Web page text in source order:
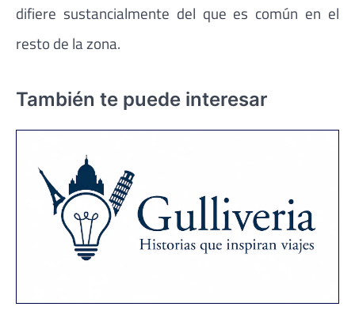
difiere sustancialmente del que es común en el
resto de la zona.
También te puede interesar